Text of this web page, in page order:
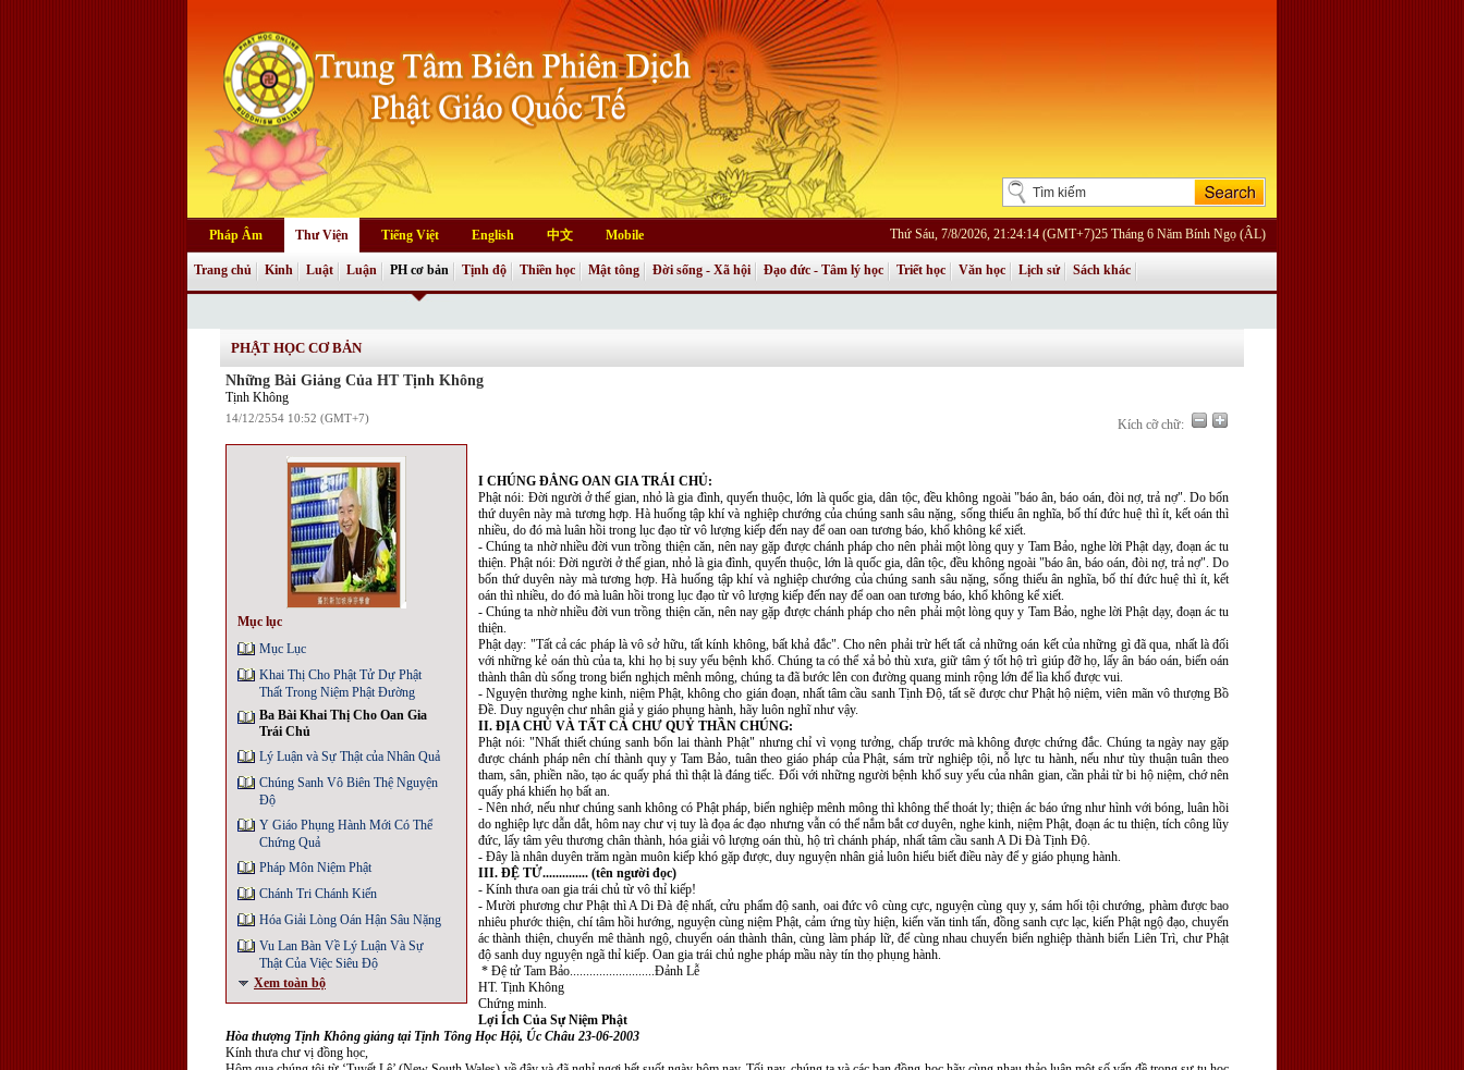
Pháp Âm Thư Viện Tiếng Việt English 中文 Mobile Thứ Sáu, 7/8/2026, 21:24:14 (GMT+7)25 Tháng 6 Năm Bính Ngọ (ÂL)
Trang chủ Kinh Luật Luận PH cơ bản Tịnh độ Thiền học Mật tông Đời sống - Xã hội Đạo đức - Tâm lý học Triết học Văn học Lịch sử Sách khác
PHẬT HỌC CƠ BẢN
Những Bài Giảng Của HT Tịnh Không
Tịnh Không
14/12/2554 10:52 (GMT+7) Kích cỡ chữ:
Mục lục
Mục Lục
Khai Thị Cho Phật Tử Dự Phật
Thất Trong Niệm Phật Ðường
Ba Bài Khai Thị Cho Oan Gia
Trái Chủ
Lý Luận và Sự Thật của Nhân Quả
Chúng Sanh Vô Biên Thệ Nguyện
Độ
Y Giáo Phụng Hành Mới Có Thể
Chứng Quả
Pháp Môn Niệm Phật
Chánh Tri Chánh Kiến
Hóa Giải Lòng Oán Hận Sâu Nặng
Vu Lan Bàn Về Lý Luận Và Sự
Thật Của Việc Siêu Độ
Xem toàn bộ
I CHÚNG ĐẲNG OAN GIA TRÁI CHỦ:
Phật nói: Đời người ở thế gian, nhỏ là gia đình, quyến thuộc, lớn là quốc gia, dân tộc, đều không ngoài "báo ân, báo oán, đòi nợ, trả nợ". Do bốn
thứ duyên này mà tương hợp. Hà huống tập khí và nghiệp chướng của chúng sanh sâu nặng, sống thiếu ân nghĩa, bố thí đức huệ thì ít, kết oán thì
nhiều, do đó mà luân hồi trong lục đạo từ vô lượng kiếp đến nay để oan oan tương báo, khổ không kể xiết.
- Chúng ta nhờ nhiều đời vun trồng thiện căn, nên nay gặp được chánh pháp cho nên phải một lòng quy y Tam Bảo, nghe lời Phật dạy, đoạn ác tu
thiện. Phật nói: Đời người ở thế gian, nhỏ là gia đình, quyến thuộc, lớn là quốc gia, dân tộc, đều không ngoài "báo ân, báo oán, đòi nợ, trả nợ". Do
bốn thứ duyên này mà tương hợp. Hà huống tập khí và nghiệp chướng của chúng sanh sâu nặng, sống thiếu ân nghĩa, bố thí đức huệ thì ít, kết
oán thì nhiều, do đó mà luân hồi trong lục đạo từ vô lượng kiếp đến nay để oan oan tương báo, khổ không kể xiết.
- Chúng ta nhờ nhiều đời vun trồng thiện căn, nên nay gặp được chánh pháp cho nên phải một lòng quy y Tam Bảo, nghe lời Phật dạy, đoạn ác tu
thiện.
Phật dạy: "Tất cả các pháp là vô sở hữu, tất kính không, bất khả đắc". Cho nên phải trừ hết tất cả những oán kết của những gì đã qua, nhất là đối
với những kẻ oán thù của ta, khi họ bị suy yếu bệnh khổ. Chúng ta có thể xả bỏ thù xưa, giữ tâm ý tốt hộ trì giúp đỡ họ, lấy ân báo oán, biến oán
thành thân dù sống trong biển nghịch mênh mông, chúng ta đã bước lên con đường quang minh rộng lớn để lìa khổ được vui.
- Nguyện thường nghe kinh, niệm Phật, không cho gián đoạn, nhất tâm cầu sanh Tịnh Độ, tất sẽ được chư Phật hộ niệm, viên mãn vô thượng Bồ
Đề. Duy nguyện chư nhân giả y giáo phụng hành, hãy luôn nghĩ như vậy.
II. ĐỊA CHỦ VÀ TẤT CẢ CHƯ QUỶ THẦN CHÚNG:
Phật nói: "Nhất thiết chúng sanh bổn lai thành Phật" nhưng chỉ vì vọng tưởng, chấp trước mà không được chứng đắc. Chúng ta ngày nay gặp
được chánh pháp nên chí thành quy y Tam Bảo, tuân theo giáo pháp của Phật, sám trừ nghiệp tội, nỗ lực tu hành, nếu như tùy thuận tuân theo
tham, sân, phiền não, tạo ác quấy phá thì thật là đáng tiếc. Đối với những người bệnh khổ suy yếu của nhân gian, cần phải từ bi hộ niệm, chớ nên
quấy phá khiến họ bất an.
- Nên nhớ, nếu như chúng sanh không có Phật pháp, biển nghiệp mênh mông thì không thể thoát ly; thiện ác báo ứng như hình với bóng, luân hồi
do nghiệp lực dẫn dắt, hôm nay chư vị tuy là đọa ác đạo nhưng vẫn có thể nắm bắt cơ duyên, nghe kinh, niệm Phật, đoạn ác tu thiện, tích công lũy
đức, lấy tâm yêu thương chân thành, hóa giải vô lượng oán thù, hộ trì chánh pháp, nhất tâm cầu sanh A Di Đà Tịnh Độ.
- Đây là nhân duyên trăm ngàn muôn kiếp khó gặp được, duy nguyện nhân giả luôn hiểu biết điều này để y giáo phụng hành.
III. ĐỆ TỬ.............. (tên người đọc)
- Kính thưa oan gia trái chủ từ vô thỉ kiếp!
- Mười phương chư Phật thì A Di Đà đệ nhất, cửu phẩm độ sanh, oai đức vô cùng cực, nguyện cùng quy y, sám hối tội chướng, phàm được bao
nhiêu phước thiện, chí tâm hồi hướng, nguyện cùng niệm Phật, cảm ứng tùy hiện, kiến văn tinh tấn, đồng sanh cực lạc, kiến Phật ngộ đạo, chuyển
ác thành thiện, chuyển mê thành ngộ, chuyển oán thành thân, cùng làm pháp lữ, để cùng nhau chuyển biển nghiệp thành biển Liên Trì, chư Phật
độ sanh duy nguyện ngã thỉ kiếp. Oan gia trái chủ nghe pháp mầu này tín thọ phụng hành.
* Đệ tử Tam Bảo..........................Đảnh Lễ
HT. Tịnh Không
Chứng minh.
Lợi Ích Của Sự Niệm Phật
Hòa thượng Tịnh Không giảng tại Tịnh Tông Học Hội, Úc Châu 23-06-2003
Kính thưa chư vị đồng học,